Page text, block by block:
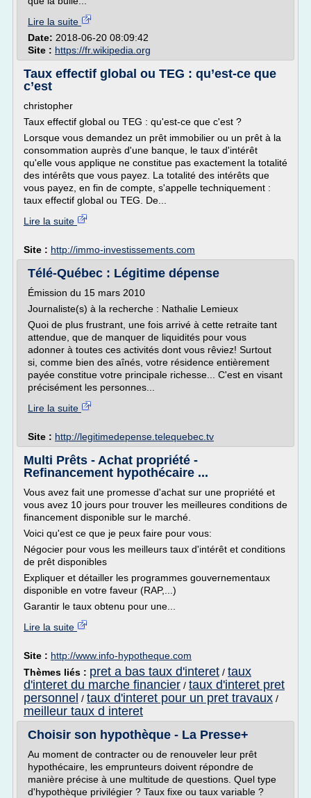
Lire la suite
Date: 2018-06-20 08:09:42
Site : https://fr.wikipedia.org
Taux effectif global ou TEG : qu’est-ce que
c’est
christopher
Taux effectif global ou TEG : qu'est-ce que c'est ?
Lorsque vous demandez un prêt immobilier ou un prêt à la
consommation auprès d'une banque, le taux d'intérêt
qu'elle vous applique ne constitue pas exactement la totalité
des intérêts que vous payez. La totalité des intérêts que
vous payez, en fin de compte, s'appelle techniquement :
taux effectif global ou TEG. De...
Lire la suite
Site : http://immo-investissements.com
Télé-Québec : Légitime dépense
Émission du 15 mars 2010
Journaliste(s) à la recherche : Nathalie Lemieux
Quoi de plus frustrant, une fois arrivé à cette retraite tant
attendue, que de manquer de liquidités pour vous
adonner à toutes ces activités dont vous rêviez! Surtout
si, comme bien des aînés, votre résidence entièrement
payée constitue votre principale richesse... C'est en visant
précisément les personnes...
Lire la suite
Site : http://legitimedepense.telequebec.tv
Multi Prêts - Achat propriété -
Refinancement hypothécaire ...
Vous avez fait une promesse d'achat sur une propriété et
vous avez 10 jours pour trouver les meilleures conditions de
financement disponible sur le marché.
Voici qu'est ce que je peux faire pour vous:
Négocier pour vous les meilleurs taux d'intérêt et conditions
de prêt disponibles
Expliquer et détailler les programmes gouvernementaux
disponible en votre faveur (RAP,...)
Garantir le taux obtenu pour une...
Lire la suite
Site : http://www.info-hypotheque.com
Thèmes liés : pret a bas taux d'interet / taux
d'interet du marche financier / taux d'interet pret
personnel / taux d'interet pour un pret travaux /
meilleur taux d interet
Choisir son hypothèque - La Presse+
Au moment de contracter ou de renouveler leur prêt
hypothécaire, les emprunteurs doivent répondre de
manière précise à une multitude de questions. Quel type
d'hypothèque privilégier ? Taux fixe ou taux variable ?